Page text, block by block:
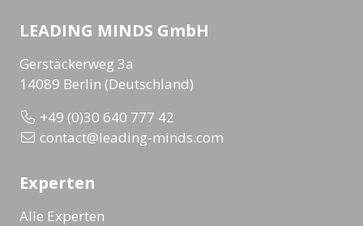
LEADING MINDS GmbH
Gerstäckerweg 3a
14089 Berlin (Deutschland)
+49 (0)30 640 777 42
contact@leading-minds.com
Experten
Alle Experten